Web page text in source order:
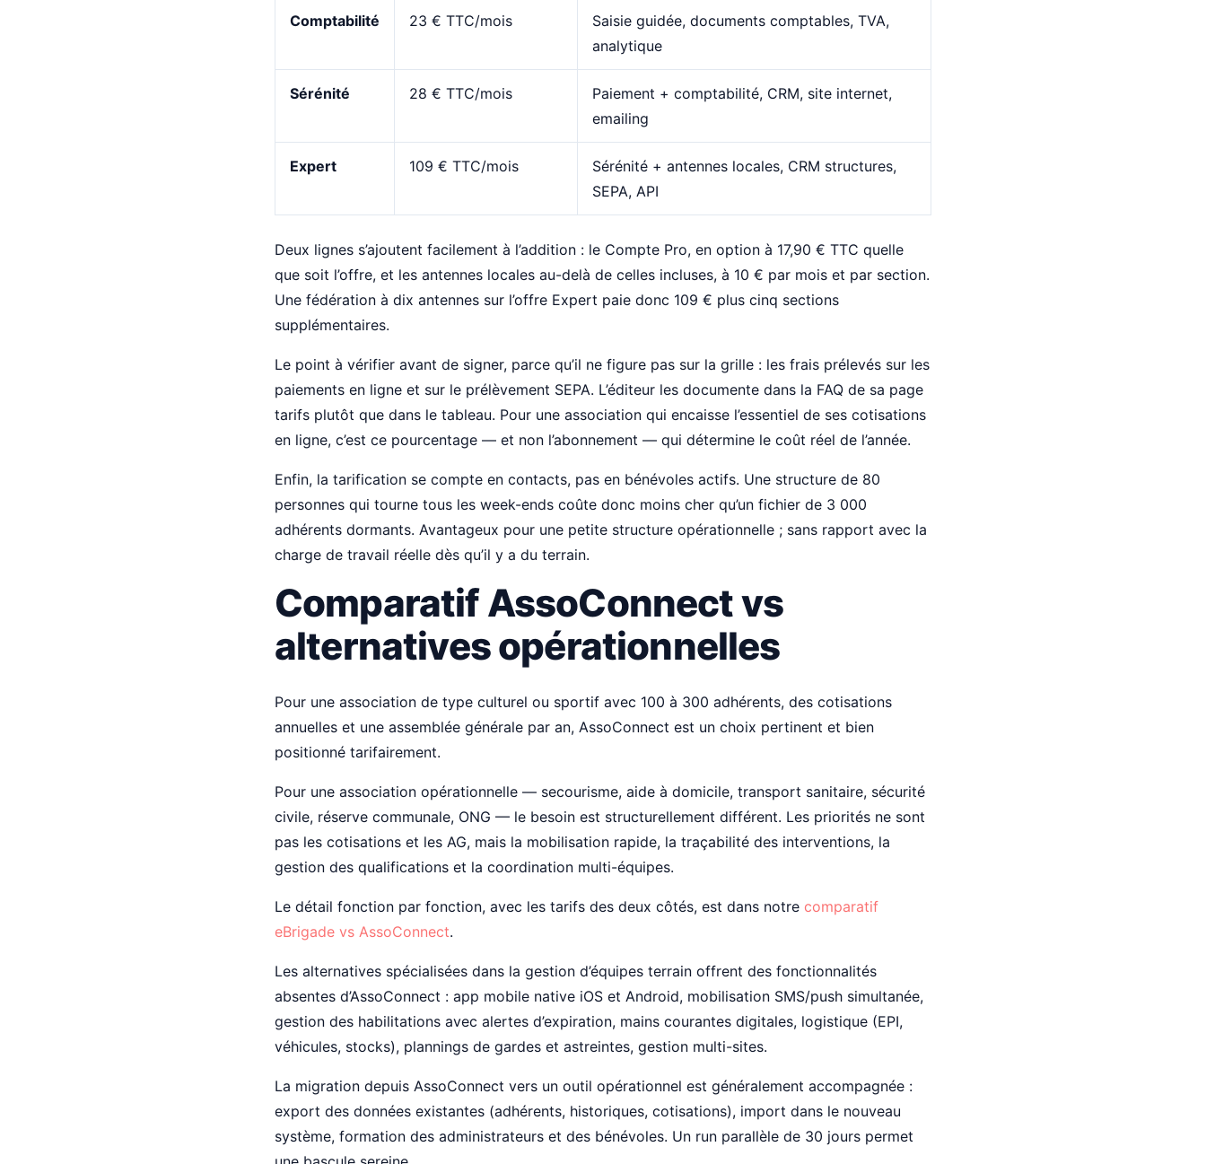
Comptabilité 23 € TTC/mois
Saisie guidée, documents comptables, TVA,
analytique
Sérénité 28 € TTC/mois
Paiement + comptabilité, CRM, site internet,
emailing
Expert 109 € TTC/mois
Sérénité + antennes locales, CRM structures,
SEPA, API
Deux lignes s’ajoutent facilement à l’addition : le Compte Pro, en option à 17,90 € TTC quelle
que soit l’offre, et les antennes locales au-delà de celles incluses, à 10 € par mois et par section.
Une fédération à dix antennes sur l’offre Expert paie donc 109 € plus cinq sections
supplémentaires.
Le point à vérifier avant de signer, parce qu’il ne figure pas sur la grille : les frais prélevés sur les
paiements en ligne et sur le prélèvement SEPA. L’éditeur les documente dans la FAQ de sa page
tarifs plutôt que dans le tableau. Pour une association qui encaisse l’essentiel de ses cotisations
en ligne, c’est ce pourcentage — et non l’abonnement — qui détermine le coût réel de l’année.
Enfin, la tarification se compte en contacts, pas en bénévoles actifs. Une structure de 80
personnes qui tourne tous les week-ends coûte donc moins cher qu’un fichier de 3 000
adhérents dormants. Avantageux pour une petite structure opérationnelle ; sans rapport avec la
charge de travail réelle dès qu’il y a du terrain.
Comparatif AssoConnect vs
alternatives opérationnelles
Pour une association de type culturel ou sportif avec 100 à 300 adhérents, des cotisations
annuelles et une assemblée générale par an, AssoConnect est un choix pertinent et bien
positionné tarifairement.
Pour une association opérationnelle — secourisme, aide à domicile, transport sanitaire, sécurité
civile, réserve communale, ONG — le besoin est structurellement différent. Les priorités ne sont
pas les cotisations et les AG, mais la mobilisation rapide, la traçabilité des interventions, la
gestion des qualifications et la coordination multi-équipes.
Le détail fonction par fonction, avec les tarifs des deux côtés, est dans notre comparatif
eBrigade vs AssoConnect.
Les alternatives spécialisées dans la gestion d’équipes terrain offrent des fonctionnalités
absentes d’AssoConnect : app mobile native iOS et Android, mobilisation SMS/push simultanée,
gestion des habilitations avec alertes d’expiration, mains courantes digitales, logistique (EPI,
véhicules, stocks), plannings de gardes et astreintes, gestion multi-sites.
La migration depuis AssoConnect vers un outil opérationnel est généralement accompagnée :
export des données existantes (adhérents, historiques, cotisations), import dans le nouveau
système, formation des administrateurs et des bénévoles. Un run parallèle de 30 jours permet